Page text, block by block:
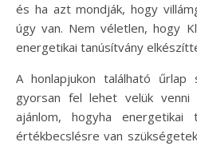
és ha azt mondják, hogy
úgy van. Nem véletlen, hogy
energetikai tanúsítvány
A honlapjukon található űrlap
gyorsan fel lehet velük
ajánlom, hogyha energetikai
értékbecslésre van